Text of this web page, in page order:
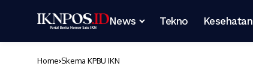
News Tekno Kesehatan
Home Skema KPBU IKN